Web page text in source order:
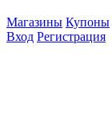
Магазины Купоны
Вход Регистрация